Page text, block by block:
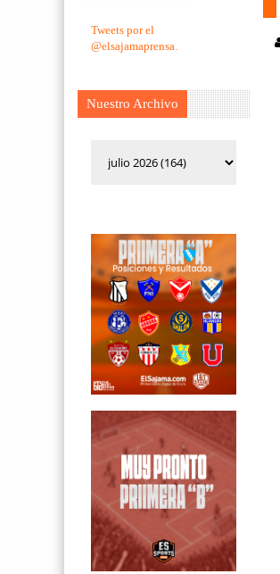
Tweets por el
@elsajamaprensa.
Nuestro Archivo